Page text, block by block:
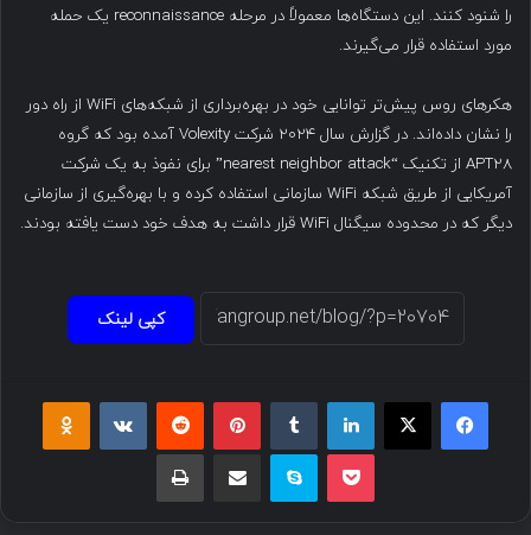
را شنود کنند. این دستگاه‌ها معمولاً در مرحله reconnaissance یک حمله
مورد استفاده قرار می‌گیرند.
هکرهای روس پیش‌تر توانایی خود در بهره‌برداری از شبکه‌های WiFi از راه دور
را نشان داده‌اند. در گزارش سال ۲۰۲۴ شرکت Volexity آمده بود که گروه
APT28 از تکنیک “nearest neighbor attack” برای نفوذ به یک شرکت
آمریکایی از طریق شبکه WiFi سازمانی استفاده کرده و با بهره‌گیری از سازمانی
دیگر که در محدوده سیگنال WiFi قرار داشت به هدف خود دست یافته بودند.
کپی لینک
فیسبوک ایکس لینکداین پینتریست
پاکت اسکایپ چاپ